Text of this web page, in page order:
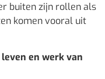
buiten zijn rollen als
komen vooral uit
en werk van